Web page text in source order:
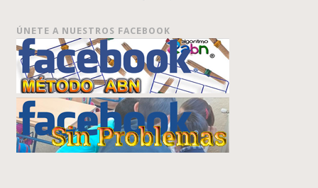
ÚNETE A NUESTROS FACEBOOK